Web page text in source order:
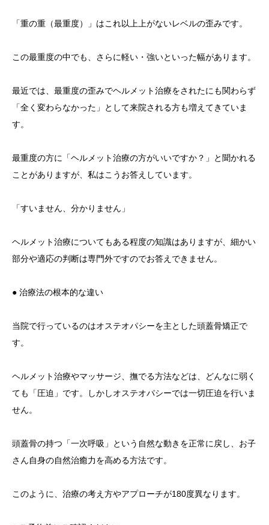
「重の重（最重度）」はこれ以上上がないレベルの歪みです。
この最重度の中でも、さらに軽い・強いといった幅があります。
最近では、最重度の歪みでヘルメット治療をされたにも関わらず
「全く変わらなかった」として来院される方も増えてきていま
す。
最重度の方に「ヘルメット治療の方がいいですか？」と聞かれる
ことがありますが、私はこうお答えしています。
「すいません、分かりません」
ヘルメット治療についてもある程度の知識はありますが、細かい
部分や適応の判断は専門外ですのでお答えできません。
● 治療法の根本的な違い
当院で行っているのはオステオパシーを主とした頭蓋骨矯正で
す。
ヘルメット治療やマッサージ、撫でる方法などは、どんなに弱く
ても「圧迫」です。しかしオステオパシーでは一切圧迫を行いま
せん。
頭蓋骨の持つ「一次呼吸」という自然な動きを正常に戻し、お子
さん自身の自然治癒力を高める方法です。
このように、治療の考え方やアプローチが180度異なります。